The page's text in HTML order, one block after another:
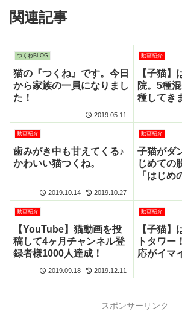
関連記事
つくねBLOG
猫の『つくね』です。今日
から家族の一員になりまし
た！
2019.05.11
動画紹介
【子猫】
院。5種
種してき
動画紹介
歯みがき中も甘えてくる♪
かわいい猫つくね。
2019.10.14 2019.10.27
動画紹介
子猫がダ
じめての
「はじめ
動画紹介
【YouTube】猫動画を投
稿して4ヶ月チャンネル登
録者様1000人達成！
2019.09.18 2019.12.11
動画紹介
【子猫】
トタワー
応がイ
遊んでく
スポンサーリンク